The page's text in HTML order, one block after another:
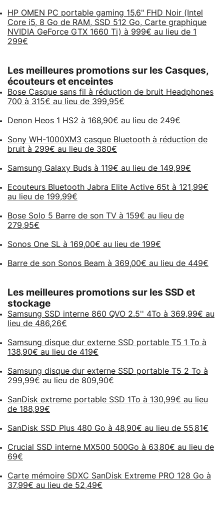
HP OMEN PC portable gaming 15,6" FHD Noir (Intel
Core i5, 8 Go de RAM, SSD 512 Go, Carte graphique
NVIDIA GeForce GTX 1660 Ti) à 999€ au lieu de 1
299€
Les meilleures promotions sur les Casques,
écouteurs et enceintes
Bose Casque sans fil à réduction de bruit Headphones
700 à 315€ au lieu de 399,95€
Denon Heos 1 HS2 à 168,90€ au lieu de 249€
Sony WH-1000XM3 casque Bluetooth à réduction de
bruit à 299€ au lieu de 380€
Samsung Galaxy Buds à 119€ au lieu de 149,99€
Ecouteurs Bluetooth Jabra Elite Active 65t à 121,99€
au lieu de 199,99€
Bose Solo 5 Barre de son TV à 159€ au lieu de
279,95€
Sonos One SL à 169,00€ au lieu de 199€
Barre de son Sonos Beam à 369,00€ au lieu de 449€
Les meilleures promotions sur les SSD et
stockage
Samsung SSD interne 860 QVO 2.5'' 4To à 369,99€ au
lieu de 486,26€
Samsung disque dur externe SSD portable T5 1 To à
138,90€ au lieu de 419€
Samsung disque dur externe SSD portable T5 2 To à
299,99€ au lieu de 809,90€
SanDisk extreme portable SSD 1To à 130,99€ au lieu
de 188,99€
SanDisk SSD Plus 480 Go à 48,90€ au lieu de 55,81€
Crucial SSD interne MX500 500Go à 63,80€ au lieu de
69€
Carte mémoire SDXC SanDisk Extreme PRO 128 Go à
37,99€ au lieu de 52,49€